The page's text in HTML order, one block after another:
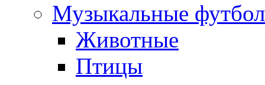
Музыкальные
Животные
Птицы